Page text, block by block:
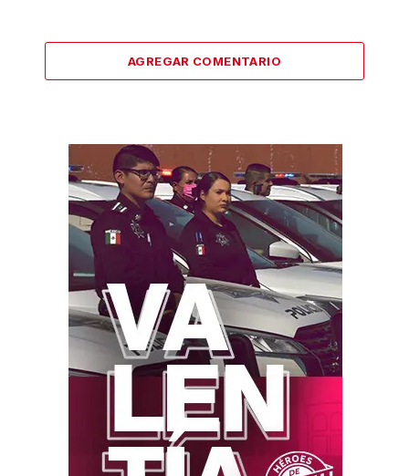
AGREGAR COMENTARIO